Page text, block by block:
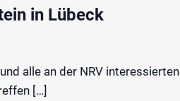
in Lübeck
alle an der NRV interessierten
[…]